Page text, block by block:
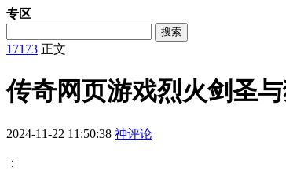
专区
搜索
17173 正文
传奇网页游戏烈火剑圣
2024-11-22 11:50:38 神评论
：